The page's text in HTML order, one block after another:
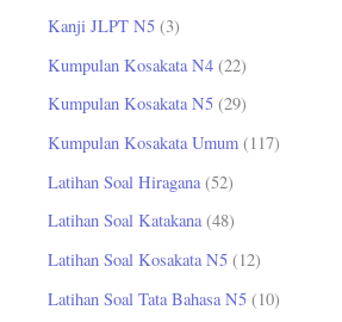
Kanji JLPT N5 (3)
Kumpulan Kosakata N4 (22)
Kumpulan Kosakata N5 (29)
Kumpulan Kosakata Umum (117)
Latihan Soal Hiragana (52)
Latihan Soal Katakana(48)
Latihan Soal Kosakata N5 (12)
Latihan Soal Tata Bahasa N5 (10)